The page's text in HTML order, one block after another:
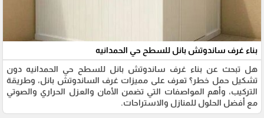
بناء غرف ساندوتش بانل للسطح حي الحمدانيه
هل تبحث عن بناء غرف ساندوتش بانل للسطح حي الحمدانيه دون
تشكيل حمل خطر؟ تعرف على مميزات غرف الساندوتش بانل، وطريقة
التركيب، وأهم المواصفات التي تضمن الأمان والعزل الحراري والصوتي
مع أفضل الحلول للمنازل والاستراحات.